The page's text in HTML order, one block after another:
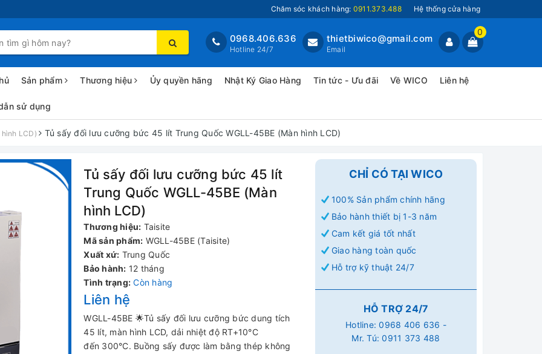
Chăm sóc khách hàng: 0911.373.488 Hệ thống cửa hàng
0
thietbiwico@gmail.com
Email
0968.406.636
Hotline 24/7
Sản phẩm Thương hiệu Ủy quyền hãng Nhật Ký Giao Hàng Tin tức - Ưu đãi Về WICO Liên hệ
sử dụng
LCD) Tủ sấy đối lưu cưỡng bức 45 lít Trung Quốc WGLL-45BE (Màn hình LCD)
Tủ sấy đối lưu cưỡng bức 45 lít
Trung Quốc WGLL-45BE (Màn
hình LCD)
Thương hiệu: Taisite
Mã sản phẩm: WGLL-45BE (Taisite)
Xuất xứ: Trung Quốc
Bảo hành: 12 tháng
Tình trạng: Còn hàng
Liên hệ
WGLL-45BE 🌟Tủ sấy đối lưu cưỡng bức dung tích
45 lít, màn hình LCD, dải nhiệt độ RT+10°C
đến 300°C. Buồng sấy được làm bằng thép không
CHỈ CÓ TẠI WICO
100% Sản phẩm chính hãng
Bảo hành thiết bị 1-3 năm
Cam kết giá tốt nhất
Giao hàng toàn quốc
Hỗ trợ kỹ thuật 24/7
HỖ TRỢ 24/7
Hotline:0968 406 636 -
Mr. Tú:0911 373 488